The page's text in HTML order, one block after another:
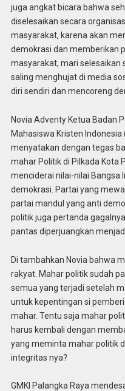
juga angkat bicara bahwa
diselesaikan secara
masyarakat, karena akan
demokrasi dan memberikan
masyarakat, mari selesaikan
saling menghujat di media
diri sendiri dan mencoreng
Novia Adventy Ketua Badan
Mahasiswa Kristen Indonesia
menyatakan dengan tegas
mahar Politik di Pilkada Kota
menciderai nilai-nilai Bangsa
demokrasi. Partai yang
partai mandul yang anti
politik juga pertanda
pantas diperjuangkan
Di tambahkan Novia bahwa
rakyat. Mahar politik sudah
semua yang terjadi setelah
untuk kepentingan si
mahar. Tentu saja mahar
harus kembali dengan
yang meminta mahar politik
integritas nya?
GMKI Palangka Raya